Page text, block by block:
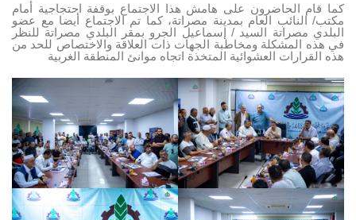
كما قام الحاضرون على هامش هذا الاجتماع بوقفة احتجاجية أمام
مكتب/ النائب العام بمدينة مصراتة، كما تم الاجتماع أيضا مع عضو
البلدي مصراتة السيد / إسماعيل الجرو بمقر البلدي مصراتة للنظر
في هذه المشكلة ومخاطبة الجهات ذات العلاقة والاختصاص للحد من
هذه القرارات العشوائية المتخذة اتجاه موانئ المنطقة الغربية